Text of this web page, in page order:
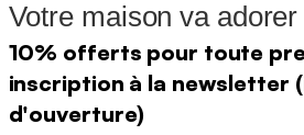
Votre maison va
10% offerts pour toute
inscription à la newsletter
d'ouverture)